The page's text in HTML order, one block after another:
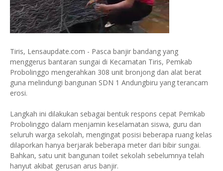
Tiris, Lensaupdate.com - Pasca banjir bandang yang
menggerus bantaran sungai di Kecamatan Tiris, Pemkab
Probolinggo mengerahkan 308 unit bronjong dan alat berat
guna melindungi bangunan SDN 1 Andungbiru yang terancam
erosi.
Langkah ini dilakukan sebagai bentuk respons cepat Pemkab
Probolinggo dalam menjamin keselamatan siswa, guru dan
seluruh warga sekolah, mengingat posisi beberapa ruang kelas
dilaporkan hanya berjarak beberapa meter dari bibir sungai.
Bahkan, satu unit bangunan toilet sekolah sebelumnya telah
hanyut akibat gerusan arus banjir.